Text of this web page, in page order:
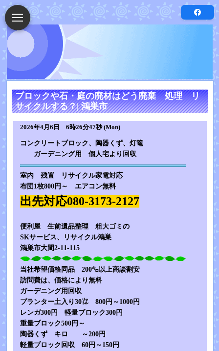
ブロックや石・庭の廃材はどう廃棄 処理 リ
サイクルする？| 鴻巣市
2026年4月6日 6時26分47秒 (Mon)
コンクリートブロック、陶器くず、灯篭
ガーデニング用 個人宅より回収
室内 残置 リサイクル家電対応
布団1枚800円～ エアコン無料
出先対応080-3173-2127
便利屋 生前遺品整理 粗大ゴミの
SKサービス、リサイクル鴻巣
鴻巣市大間2-11-115
当社希望価格同品 200㌔以上商談割安
訪問費は、価格により無料
ガーデニング用回収
プランター土入り30㍑ 800円～1000円
レンガ300円 軽量ブロック300円
重量ブロック500円～
陶器くず キロ ～200円
軽量ブロック回収 60円～150円